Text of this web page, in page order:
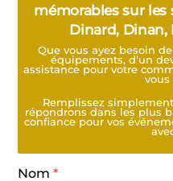
mémorables sur les
Dinard, Dinan,
Que vous ayez besoin
équipements, d’un
assistance pour votre
vous
Remplissez
répondrons dans les plus
confiance pour vos
Nom*